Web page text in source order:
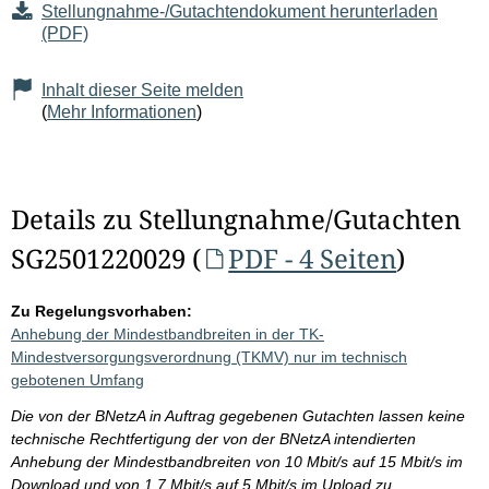
Stellungnahme-/Gutachtendokument herunterladen
(PDF)
Inhalt dieser Seite melden
(Mehr Informationen)
Details zu Stellungnahme/Gutachten
SG2501220029 (
PDF - 4 Seiten)
Zu Regelungsvorhaben:
Anhebung der Mindestbandbreiten in der TK-
Mindestversorgungsverordnung (TKMV) nur im technisch
gebotenen Umfang
Die von der BNetzA in Auftrag gegebenen Gutachten lassen keine
technische Rechtfertigung der von der BNetzA intendierten
Anhebung der Mindestbandbreiten von 10 Mbit/s auf 15 Mbit/s im
Download und von 1,7 Mbit/s auf 5 Mbit/s im Upload zu.